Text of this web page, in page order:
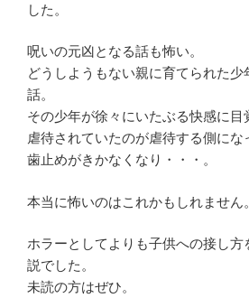
した。
呪いの元凶となる話も怖い。
どうしようもない親に育てられた少
話。
その少年が徐々にいたぶる快感に目
虐待されていたのが虐待する側にな
歯止めがきかなくなり・・・。
本当に怖いのはこれかもしれません。
ホラーとしてよりも子供への接し
説でした。
未読の方はぜひ。